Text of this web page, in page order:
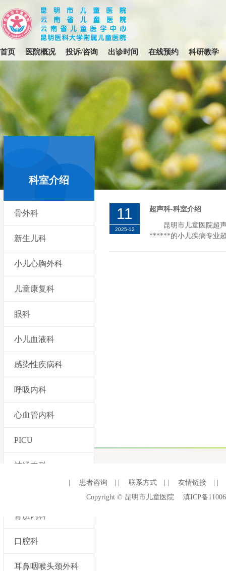
首页 医院概况 投诉/咨询 出诊时间 在线预约 科研教学
科室介绍
骨外科
新生儿科
小儿心胸外科
儿童康复科
眼科
小儿血液科
感染性疾病科
呼吸内科
心血管内科
PICU
神经内科
肾脏内科
口腔科
耳鼻咽喉头颈外科
首页> 科室介绍>超声科
11
2025-12
超声科-科室介绍
昆明市儿童医院超声
******的小儿疾病专业
患者咨询 联系方式 友情链接
Copyright © 昆明市儿童医院 滇ICP备